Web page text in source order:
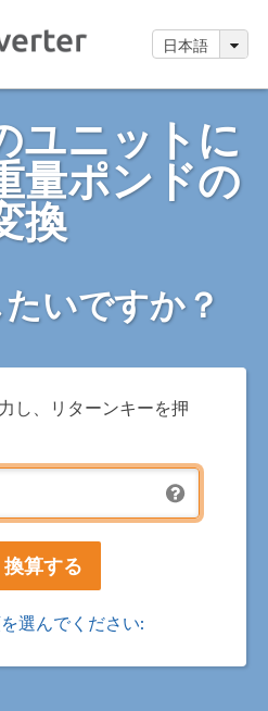
日本語
ユニットに
量ポンドの
換
いですか？
し、リターンキーを押
選んでください: